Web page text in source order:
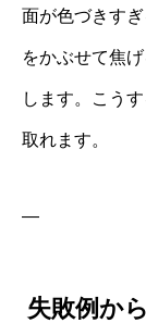
面が色づきす
をかぶせて焦
します。こう
取れます。
—
失敗例か